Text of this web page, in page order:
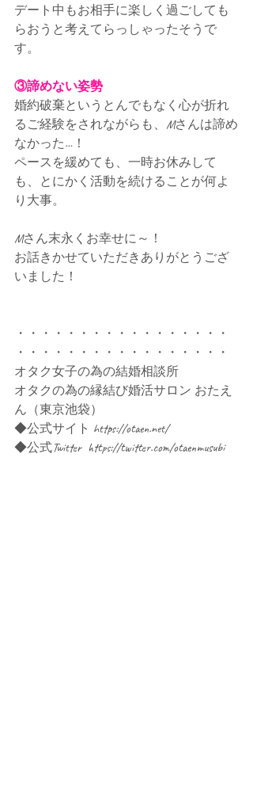
デート中もお相手に楽しく過ごしても
らおうと考えてらっしゃったそうで
す。
③諦めない姿勢
婚約破棄というとんでもなく心が折れ
るご経験をされながらも、Mさんは諦め
なかった…！
ペースを緩めても、一時お休みして
も、とにかく活動を続けることが何よ
り大事。
Mさん末永くお幸せに～！
お話きかせていただきありがとうござ
いました！
・・・・・・・・・・・・・・・・・
・・・・・・・・・・・・・・・・・
オタク女子の為の結婚相談所
オタクの為の縁結び婚活サロン おたえ
ん（東京池袋）
◆公式サイト https://otaen.net/
◆公式Twitter  https://twitter.com/otaenmusubi